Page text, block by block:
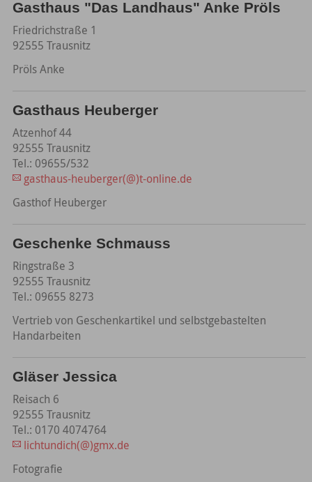
Gasthaus "Das Landhaus" Anke Pröls
Friedrichstraße 1
92555 Trausnitz
Pröls Anke
Gasthaus Heuberger
Atzenhof 44
92555 Trausnitz
Tel.: 09655/532
gasthaus-heuberger(@)t-online.de
Gasthof Heuberger
Geschenke Schmauss
Ringstraße 3
92555 Trausnitz
Tel.: 09655 8273
Vertrieb von Geschenkartikel und selbstgebastelten
Handarbeiten
Gläser Jessica
Reisach 6
92555 Trausnitz
Tel.: 0170 4074764
lichtundich(@)gmx.de
Fotografie